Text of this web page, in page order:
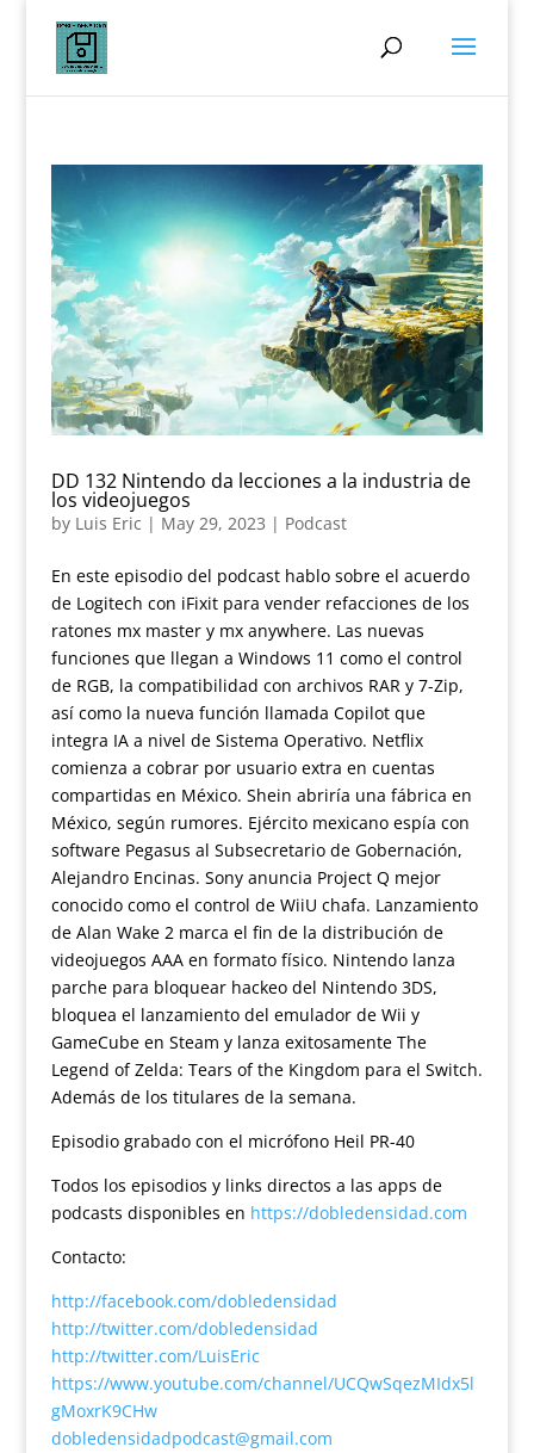
DD 132 Nintendo da lecciones a la industria de
los videojuegos
by Luis Eric | May 29, 2023 | Podcast
En este episodio del podcast hablo sobre el acuerdo
de Logitech con iFixit para vender refacciones de los
ratones mx master y mx anywhere. Las nuevas
funciones que llegan a Windows 11 como el control
de RGB, la compatibilidad con archivos RAR y 7-Zip,
así como la nueva función llamada Copilot que
integra IA a nivel de Sistema Operativo. Netflix
comienza a cobrar por usuario extra en cuentas
compartidas en México. Shein abriría una fábrica en
México, según rumores. Ejército mexicano espía con
software Pegasus al Subsecretario de Gobernación,
Alejandro Encinas. Sony anuncia Project Q mejor
conocido como el control de WiiU chafa. Lanzamiento
de Alan Wake 2 marca el fin de la distribución de
videojuegos AAA en formato físico. Nintendo lanza
parche para bloquear hackeo del Nintendo 3DS,
bloquea el lanzamiento del emulador de Wii y
GameCube en Steam y lanza exitosamente The
Legend of Zelda: Tears of the Kingdom para el Switch.
Además de los titulares de la semana.
Episodio grabado con el micrófono Heil PR-40
Todos los episodios y links directos a las apps de
podcasts disponibles en https://dobledensidad.com
Contacto:
http://facebook.com/dobledensidad
http://twitter.com/dobledensidad
http://twitter.com/LuisEric
https://www.youtube.com/channel/UCQwSqezMIdx5l
gMoxrK9CHw
dobledensidadpodcast@gmail.com